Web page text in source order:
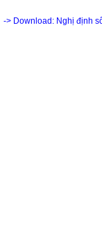
-> Download: Nghị định